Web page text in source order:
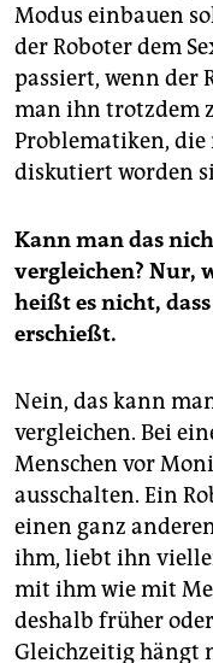
Modus einbauen
der Roboter dem
passiert, wenn der
man ihn trotzdem
Problematiken,
diskutiert worden
Kann man das
vergleichen? Nur,
heißt es nicht,
erschießt.
Nein, das kann
vergleichen. Bei
Menschen vor
ausschalten. Ein
einen ganz
ihm, liebt ihn
mit ihm wie mit
deshalb früher
Gleichzeitig hängt